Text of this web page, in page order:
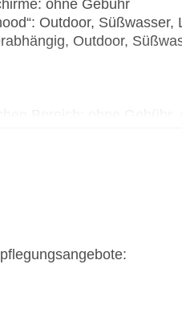
ohne Gebühr
Outdoor,
Outdoor,
3, klimatisierte